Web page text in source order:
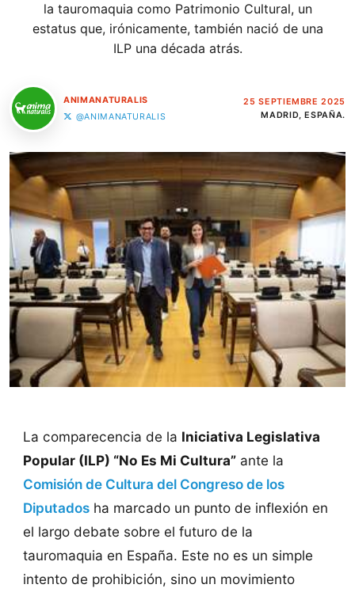
la tauromaquia como Patrimonio Cultural, un
estatus que, irónicamente, también nació de una
ILP una década atrás.
ANIMANATURALIS
@ANIMANATURALIS
25 SEPTIEMBRE 2025
MADRID, ESPAÑA.
La comparecencia de la Iniciativa Legislativa
Popular (ILP) “No Es Mi Cultura”ante la
Comisión de Cultura del Congreso de los
Diputadosha marcado un punto de inflexión en
el largo debate sobre el futuro de la
tauromaquia en España. Este no es un simple
intento de prohibición, sino un movimiento